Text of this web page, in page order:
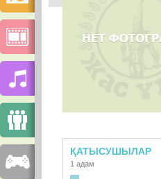
ҚАТЫСУШЫЛАР
1 адам